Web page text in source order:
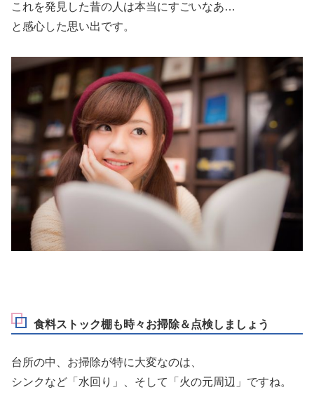
これを発見した昔の人は本当にすごいなあ…
と感心した思い出です。
食料ストック棚も時々お掃除＆点検しましょう
台所の中、お掃除が特に大変なのは、
シンクなど 「水回り」 、そして 「火の元周辺」 ですね。